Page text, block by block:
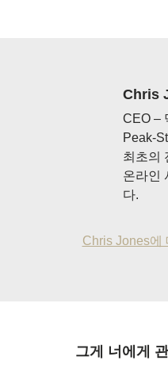
Chris
CEO –
Peak-
최초의
온라인
다.
Chris Jones에
그게 너에게